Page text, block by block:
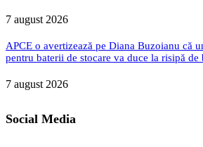
7 august 2026
APCE o avertizează pe Diana Buzoianu că
pentru baterii de stocare va duce la risipă
7 august 2026
Social Media